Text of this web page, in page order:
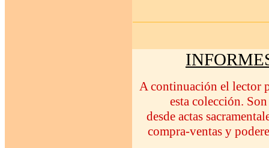
A continuación el lector
esta colección.
desde actas
compra-ventas y